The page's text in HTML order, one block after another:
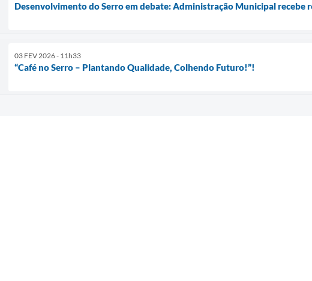
Desenvolvimento do Serro em debate: Administração Municipal recebe
03 FEV 2026 - 11h33
“Café no Serro – Plantando Qualidade, Colhendo Futuro!”!